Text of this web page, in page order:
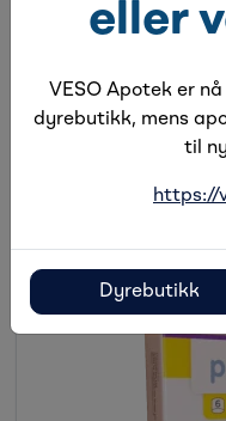
tocopherolekstrat fra
konserveringsmidler
eller
VESO Apotek er
dyrebutikk, mens
til
https://
Dyrebutikk